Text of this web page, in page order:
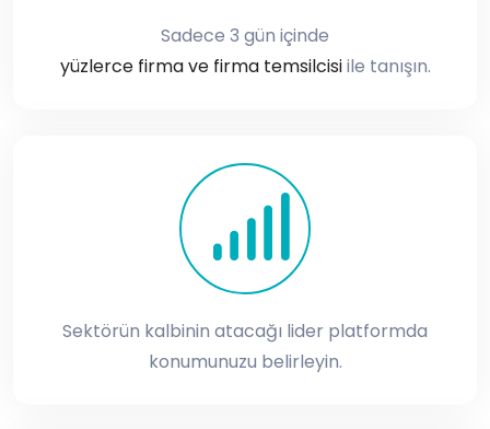
Sadece 3 gün içinde
yüzlerce firma ve firma temsilcisiile tanışın.
Sektörün kalbinin atacağı lider platformda
konumunuzu belirleyin.